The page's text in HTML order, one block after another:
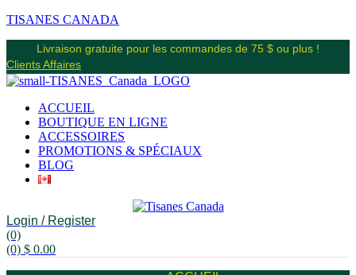
TISANES CANADA
Livraison gratuite pour les commandes de 75 $ ou plus !
Clients Affaires
ACCUEIL
BOUTIQUE EN LIGNE
ACCESSOIRES
PROMOTIONS & SPÉCIAUX
BLOG
Login / Register
(0)
(0) $ 0.00